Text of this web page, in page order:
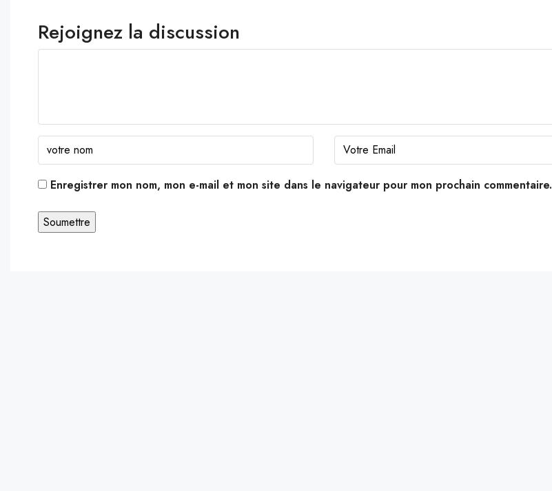
Rejoignez la discussion
Enregistrer mon nom, mon e-mail et mon site dans le navigateur pour mon prochain commentaire.